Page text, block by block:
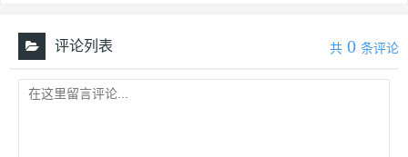
共 0 条评论
评论列表